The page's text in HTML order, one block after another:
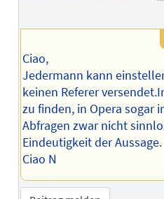
Autors
Ciao,
Jedermann kann
keinen Referer
zu finden, in Opera sogar
Abfragen zwar nicht
Eindeutigkeit der Aussage.
Ciao N